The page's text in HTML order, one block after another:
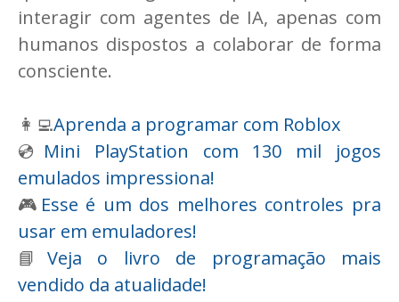
interagir com agentes de IA, apenas com
humanos dispostos a colaborar de forma
consciente.
👩‍💻Aprenda a programar com Roblox
💿 Mini PlayStation com 130 mil jogos
emulados impressiona!
🎮 Esse é um dos melhores controles pra
usar em emuladores!
📘 Veja o livro de programação mais
vendido da atualidade!